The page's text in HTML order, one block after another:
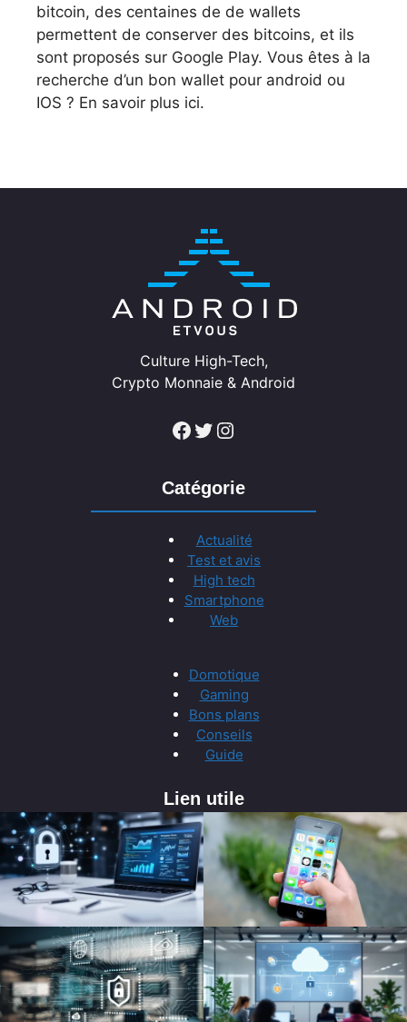
bitcoin, des centaines de de wallets
permettent de conserver des bitcoins, et ils
sont proposés sur Google Play. Vous êtes à la
recherche d’un bon wallet pour android ou
IOS ? En savoir plus ici.
Culture High-Tech,
Crypto Monnaie & Android
Facebook Twitter Instagram
Catégorie
Actualité
Test et avis
High tech
Smartphone
Web
Domotique
Gaming
Bons plans
Conseils
Guide
Lien utile